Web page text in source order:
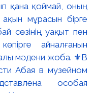
қана қоймай, оның
мұрасын бірге
сөзінің уақыт пен
айналғанын
мәдени жоба. ⚜️В
Абая в музейном
особая